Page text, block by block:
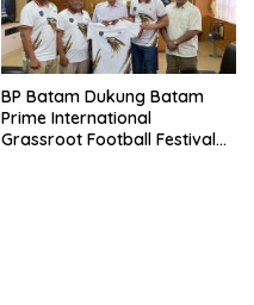
BP Batam Dukung Batam
Prime International
Grassroot Football Festival